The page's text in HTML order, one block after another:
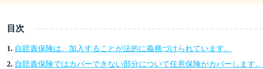
目次
1. 自賠責保険は、加入することが法的に義務づけられています。
2. 自賠責保険ではカバーできない部分について任意保険がカバーします。